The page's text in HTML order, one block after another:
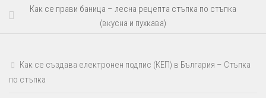
Как се прави баница – лесна рецепта стъпка по стъпка
(вкусна и пухкава)
Как се създава електронен подпис (КЕП) в България – Стъпка
по стъпка